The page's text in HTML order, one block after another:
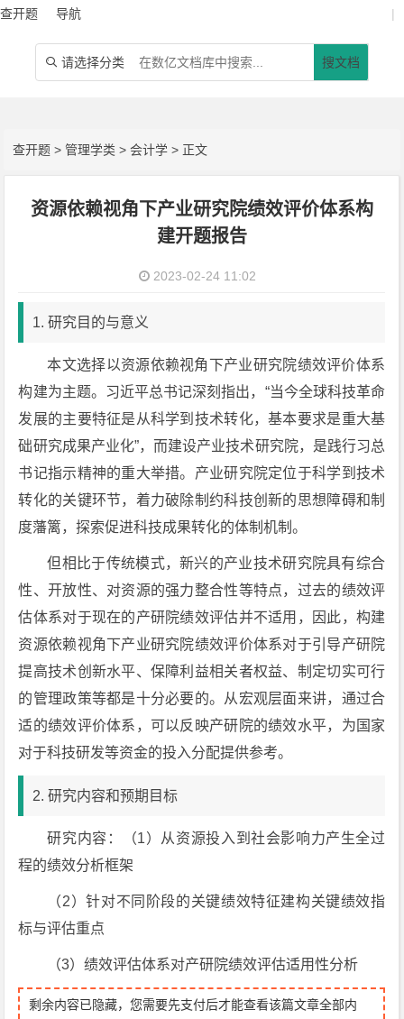
查开题 导航 |
 请选择分类 搜文档
查开题 >管理学类 >会计学 > 正文
资源依赖视角下产业研究院绩效评价体系构
建开题报告
2023-02-24 11:02
1. 研究目的与意义
本文选择以资源依赖视角下产业研究院绩效评价体系
构建为主题。习近平总书记深刻指出，“当今全球科技革命
发展的主要特征是从科学到技术转化，基本要求是重大基
础研究成果产业化”，而建设产业技术研究院，是践行习总
书记指示精神的重大举措。产业研究院定位于科学到技术
转化的关键环节，着力破除制约科技创新的思想障碍和制
度藩篱，探索促进科技成果转化的体制机制。
但相比于传统模式，新兴的产业技术研究院具有综合
性、开放性、对资源的强力整合性等特点，过去的绩效评
估体系对于现在的产研院绩效评估并不适用，因此，构建
资源依赖视角下产业研究院绩效评价体系对于引导产研院
提高技术创新水平、保障利益相关者权益、制定切实可行
的管理政策等都是十分必要的。从宏观层面来讲，通过合
适的绩效评价体系，可以反映产研院的绩效水平，为国家
对于科技研发等资金的投入分配提供参考。
2. 研究内容和预期目标
研究内容：（1）从资源投入到社会影响力产生全过
程的绩效分析框架
（2）针对不同阶段的关键绩效特征建构关键绩效指
标与评估重点
（3）绩效评估体系对产研院绩效评估适用性分析
剩余内容已隐藏，您需要先支付后才能查看该篇文章全部内